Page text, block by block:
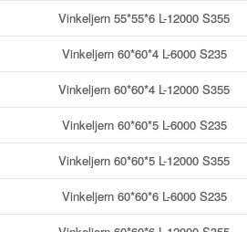
Vinkeljern 55*55*6 L-12000 S355
Vinkeljern 60*60*4 L-6000 S235
Vinkeljern 60*60*4 L-12000 S355
Vinkeljern 60*60*5 L-6000 S235
Vinkeljern 60*60*5 L-12000 S355
Vinkeljern 60*60*6 L-6000 S235